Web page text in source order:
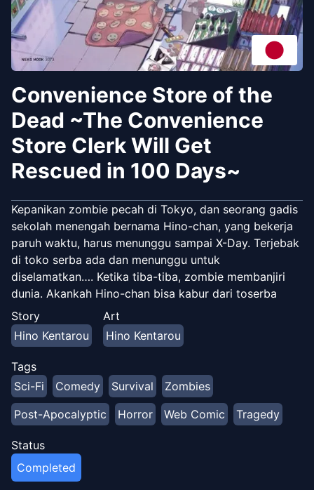
Convenience Store of the
Dead ~The Convenience
Store Clerk Will Get
Rescued in 100 Days~
Kepanikan zombie pecah di Tokyo, dan seorang gadis
sekolah menengah bernama Hino-chan, yang bekerja
paruh waktu, harus menunggu sampai X-Day. Terjebak
di toko serba ada dan menunggu untuk
diselamatkan…. Ketika tiba-tiba, zombie membanjiri
dunia. Akankah Hino-chan bisa kabur dari toserba
sebelum makanan dan perbekalan habis!? - [Twitter
Penulis](https://twitter.com/nanasamib) - [Pixiv
Penulis](https://www.pixiv.net/en/users/20057656)
Story
Hino Kentarou
Art
Hino Kentarou
Tags
Sci-Fi
Comedy Survival
Zombies
Post-Apocalyptic
Horror Web Comic Tragedy
Status
Completed